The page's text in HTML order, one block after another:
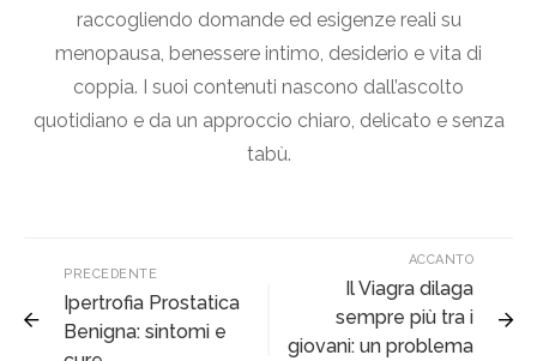
raccogliendo domande ed esigenze reali su
menopausa, benessere intimo, desiderio e vita di
coppia. I suoi contenuti nascono dall’ascolto
quotidiano e da un approccio chiaro, delicato e senza
tabù.
PRECEDENTE
Ipertrofia Prostatica
Benigna: sintomi e
ACCANTO
Il Viagra dilaga
sempre più tra i
giovani: un problema